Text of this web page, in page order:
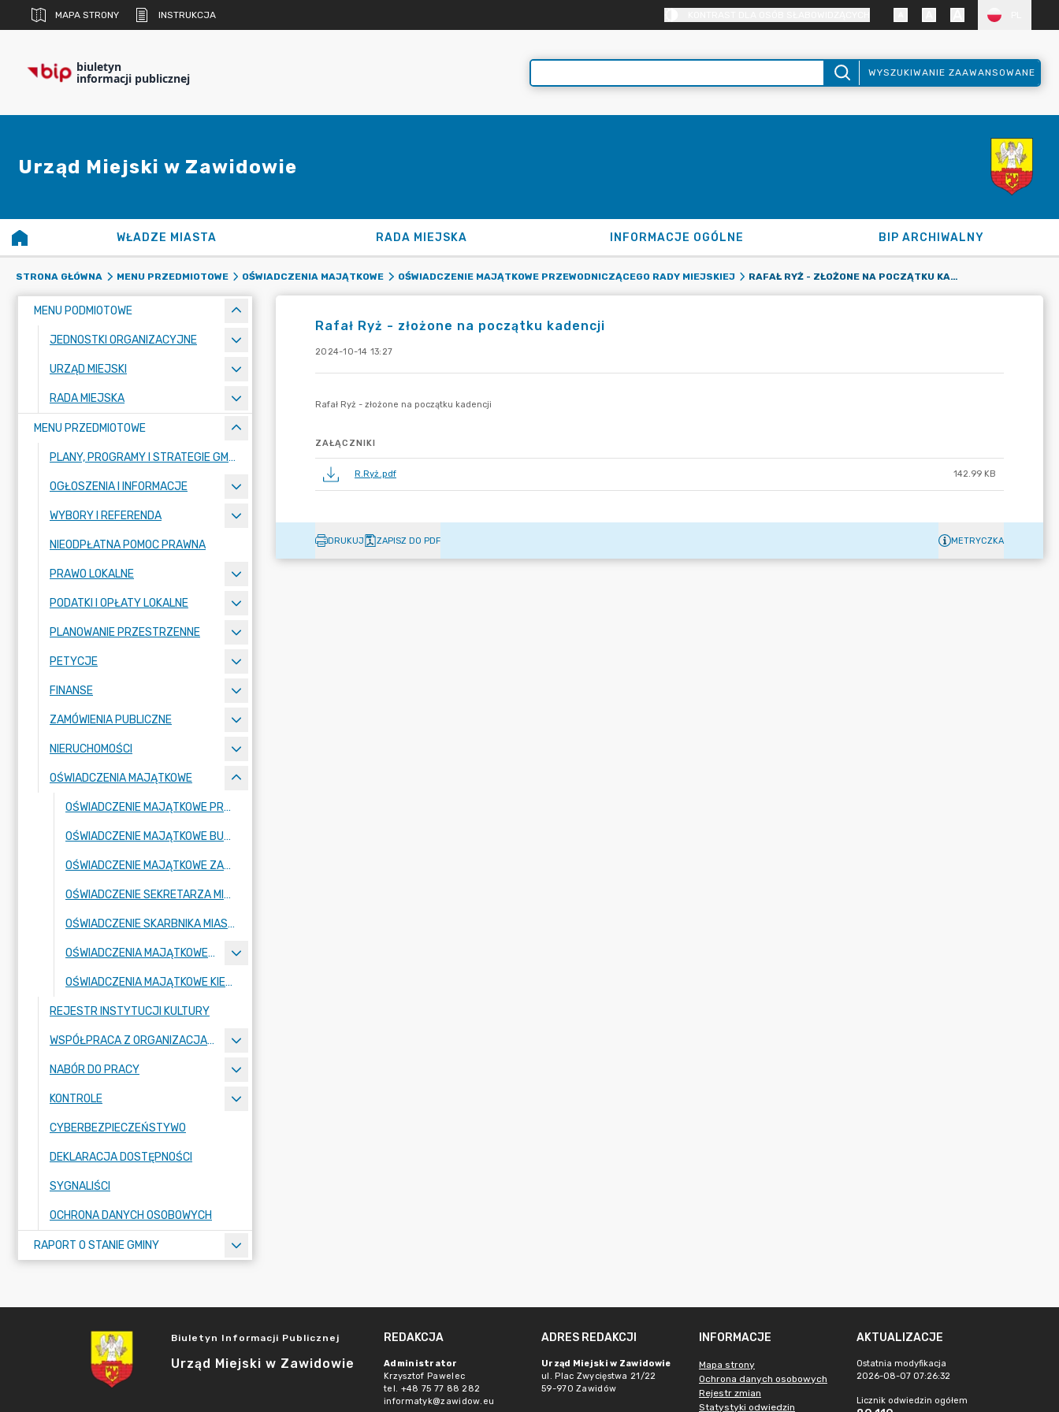
MAPA STRONY INSTRUKCJA
biuletyn
informacji publicznej WYSZUKIWANIE ZAAWANSOWANE
Urząd Miejski w Zawidowie
WŁADZE MIASTA RADA MIEJSKA INFORMACJE OGÓLNE BIP ARCHIWALNY
STRONA GŁÓWNA MENU PRZEDMIOTOWE OŚWIADCZENIA MAJĄTKOWE OŚWIADCZENIE MAJĄTKOWE PRZEWODNICZĄCEGO RADY MIEJSKIEJ RAFAŁ RYŻ - ZŁOŻONE NA POCZĄTKU KADENCJI
MENU PODMIOTOWE
JEDNOSTKI ORGANIZACYJNE
URZĄD MIEJSKI
RADA MIEJSKA
MENU PRZEDMIOTOWE
PLANY, PROGRAMY I STRATEGIE GMINY
OGŁOSZENIA I INFORMACJE
WYBORY I REFERENDA
NIEODPŁATNA POMOC PRAWNA
PRAWO LOKALNE
PODATKI I OPŁATY LOKALNE
PLANOWANIE PRZESTRZENNE
PETYCJE
FINANSE
ZAMÓWIENIA PUBLICZNE
NIERUCHOMOŚCI
OŚWIADCZENIA MAJĄTKOWE
OŚWIADCZENIE MAJĄTKOWE PRZEWODNICZĄCEGO RADY MIEJSKIEJ
OŚWIADCZENIE MAJĄTKOWE BURMISTRZA MIASTA
OŚWIADCZENIE MAJĄTKOWE ZASTĘPCY BURMISTRZA MIASTA
OŚWIADCZENIE SEKRETARZA MIASTA
OŚWIADCZENIE SKARBNIKA MIASTA
OŚWIADCZENIA MAJĄTKOWE RADNYCH
OŚWIADCZENIA MAJĄTKOWE KIEROWNIKÓW JEDNOSTEK PODLEGŁYCH
REJESTR INSTYTUCJI KULTURY
WSPÓŁPRACA Z ORGANIZACJAMI POZARZĄDOWYMI
NABÓR DO PRACY
KONTROLE
CYBERBEZPIECZEŃSTYWO
DEKLARACJA DOSTĘPNOŚCI
SYGNALIŚCI
OCHRONA DANYCH OSOBOWYCH
RAPORT O STANIE GMINY
Rafał Ryż - złożone na początku kadencji
2024-10-14 13:27
ZAŁĄCZNIKI
R.Ryż.pdf 142.99 KB
DRUKUJ ZAPISZ DO PDF METRYCZKA
Biuletyn Informacji Publicznej
Urząd Miejski w Zawidowie
REDAKCJA
Administrator
Krzysztof Pawelec
tel. +48 75 77 88 282
informatyk@zawidow.eu
ADRES REDAKCJI
Urząd Miejski w Zawidowie
ul. Plac Zwycięstwa 21/22
59-970 Zawidów
INFORMACJE
Mapa strony
Ochrona danych osobowych
Rejestr zmian
Statystyki odwiedzin
AKTUALIZACJE
Ostatnia modyfikacja
2026-08-07 07:26:32
Licznik odwiedzin ogółem